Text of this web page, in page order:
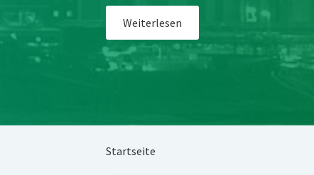
Weiterlesen
Startseite